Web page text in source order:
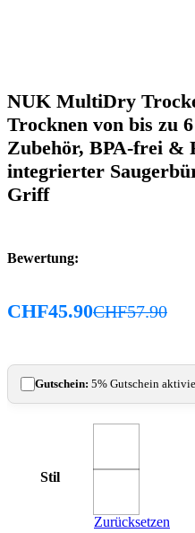
NUK MultiDry
Trocknen von bis zu
Zubehör, BPA-frei &
integrierter
Griff
Bewertung:
CHF45.90CHF57.90
Gutschein: 5% Gutschein
Stil
Zurücksetzen